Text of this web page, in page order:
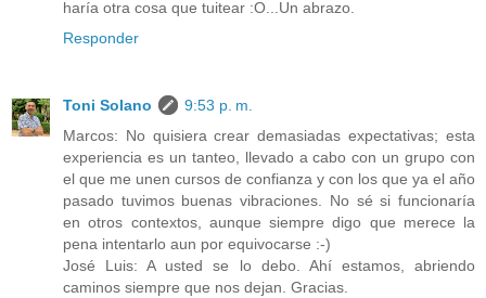
haría otra cosa que tuitear :O...Un abrazo.
Responder
Toni Solano
9:53 p. m.
Marcos: No quisiera crear demasiadas expectativas; esta
experiencia es un tanteo, llevado a cabo con un grupo con
el que me unen cursos de confianza y con los que ya el año
pasado tuvimos buenas vibraciones. No sé si funcionaría
en otros contextos, aunque siempre digo que merece la
pena intentarlo aun por equivocarse :-)
José Luis: A usted se lo debo. Ahí estamos, abriendo
caminos siempre que nos dejan. Gracias.